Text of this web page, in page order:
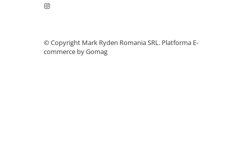
©️ Copyright Mark Ryden Romania SRL. Platforma E-
commerce by Gomag